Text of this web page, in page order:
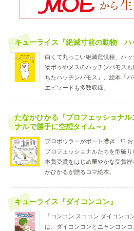
キューライス『絶滅寸前の動物 ハ
白くて丸っこい絶滅危惧種、ハ
物ボゥやメスのハッチンパモス
ちたハッチンパモス」、絵本「
エピソードも多数収録。
たなかひかる『プロフェッショナ
ナルで勝手に空想タイム～』
プロボウラーがボート漕ぎ…!?
プロフェッショナルたちを型破
本賞受賞をはじめ華やかな受賞
かひかるが贈るコマ絵本。
キューライス『ダイコンコン』
「コンコン スココン ダイコン
は、ダイコンコンとニャンコン